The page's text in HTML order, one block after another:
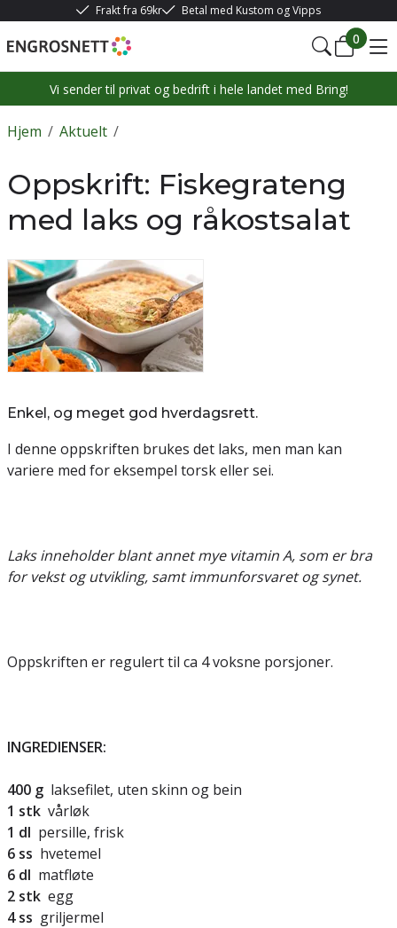
Frakt fra 69kr Betal med Kustom og Vipps
0
Vi sender til privat og bedrift i hele landet med Bring!
/
Hjem /
Aktuelt
Oppskrift: Fiskegrateng
med laks og råkostsalat
Enkel, og meget god hverdagsrett.
I denne oppskriften brukes det laks, men man kan
variere med for eksempel torsk eller sei.
Laks inneholder blant annet mye vitamin A, som er bra
for vekst og utvikling, samt immunforsvaret og synet.
Oppskriften er regulert til ca 4 voksne porsjoner.
INGREDIENSER:
400 g laksefilet, uten skinn og bein
1 stk vårløk
1 dl persille, frisk
6 ss hvetemel
6 dl matfløte
2 stk egg
4ss griljermel